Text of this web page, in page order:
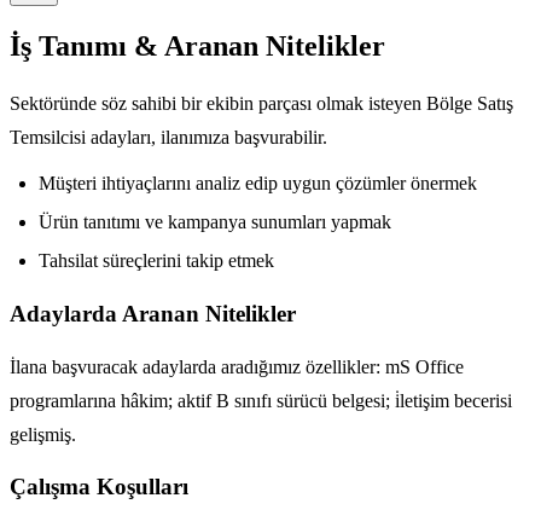
İş Tanımı & Aranan Nitelikler
Sektöründe söz sahibi bir ekibin parçası olmak isteyen Bölge Satış
Temsilcisi adayları, ilanımıza başvurabilir.
Müşteri ihtiyaçlarını analiz edip uygun çözümler önermek
Ürün tanıtımı ve kampanya sunumları yapmak
Tahsilat süreçlerini takip etmek
Adaylarda Aranan Nitelikler
İlana başvuracak adaylarda aradığımız özellikler: mS Office
programlarına hâkim; aktif B sınıfı sürücü belgesi; i̇letişim becerisi
gelişmiş.
Çalışma Koşulları